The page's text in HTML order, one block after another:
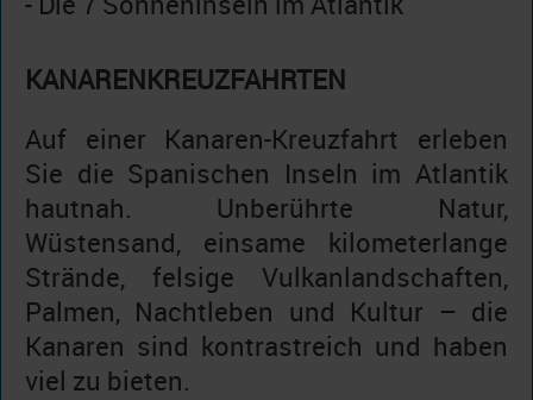
KANARENKREUZFAHRTEN
Auf einer Kanaren-Kreuzfahrt erleben
Sie die Spanischen Inseln im Atlantik
hautnah. Unberührte Natur,
Wüstensand, einsame kilometerlange
Strände, felsige Vulkanlandschaften,
Palmen, Nachtleben und Kultur – die
Kanaren sind kontrastreich und haben
viel zu bieten.